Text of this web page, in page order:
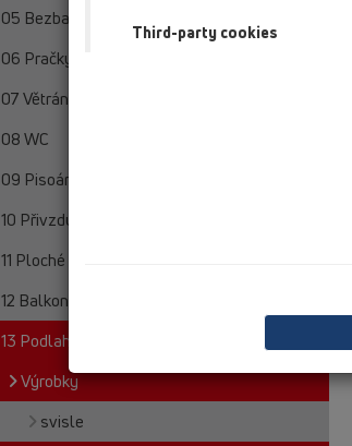
05 Bezbariérové sprchy
06 Pračky a myčky
07 Větrání a klimatizace
08 WC
09 Pisoárové mísy
10 Přivzdušňovací ventily
11 Ploché střechy
12 Balkony a terasy
13 Podlahy
Výrobky
svisle
Third-party cookies